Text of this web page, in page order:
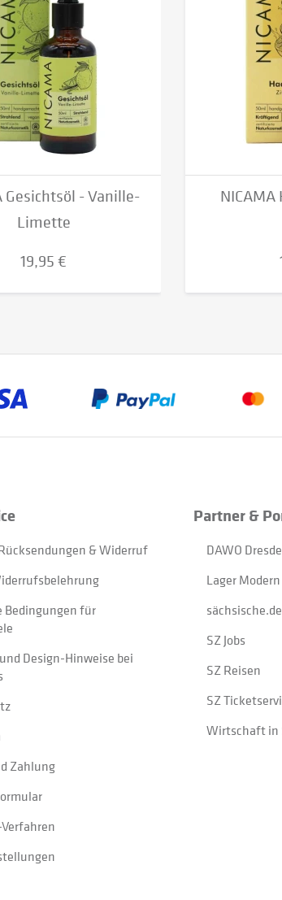
Gesichtsöl - Vanille-
Limette
19,95 €
& Widerruf
Bedingungen für
Design-Hinweise bei
Zahlung
Partner &
DAWO
Lager Modern
sächsische.de
SZ Jobs
SZ Reisen
SZ
Wirtschaft in